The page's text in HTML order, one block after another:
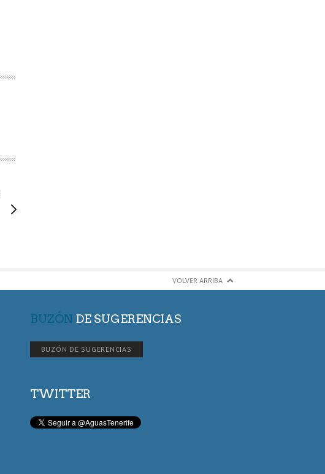
VOLVER ARRIBA
BUZÓN DE SUGERENCIAS
BUZÓN DE SUGERENCIAS
TWITTER